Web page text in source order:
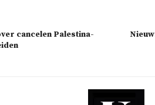
cancelen Palestina-